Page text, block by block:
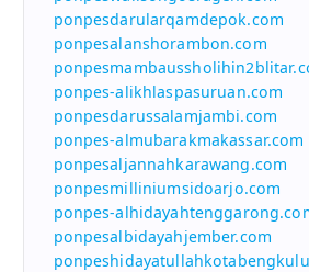
ponpesdarularqamdepok.com
ponpesalanshorambon.com
ponpes-alikhlaspasuruan.com
ponpesdarussalamjambi.com
ponpes-almubarakmakassar.com
ponpesaljannahkarawang.com
ponpesmilliniumsidoarjo.com
ponpes-
ponpesalbidayahjember.com